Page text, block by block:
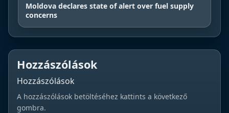
Moldova declares state of alert over fuel supply
concerns
Hozzászólások
Hozzászólások
A hozzászólások betöltéséhez kattints a következő
gombra.